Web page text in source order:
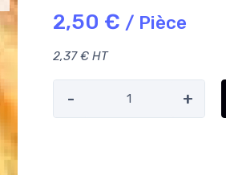
2,50 € / Pièce
2,37 € HT
- +